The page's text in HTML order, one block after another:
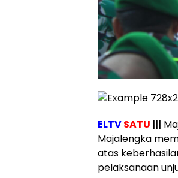
ELTVSATU |||
Majalengka
atas
pelaksanaan